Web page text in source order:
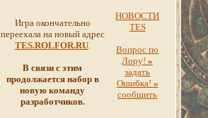
Игра окончательно
переехала на новый адрес
TES.ROLFOR.RU.
В связи с этим
продолжается набор в
новую команду
разработчиков.
НОВОСТИ
TES
Вопрос по
Лору!»
задать
Ошибка! »
сообщить